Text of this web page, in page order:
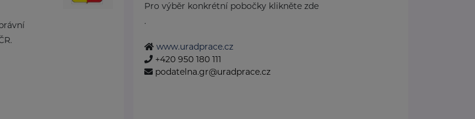
Pro výběr konkrétní pobočky klikněte zde
.
www.uradprace.cz
+420 950 180 111
podatelna.gr@uradprace.cz